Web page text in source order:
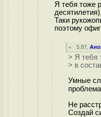
Я тебя тоже
Таки
поэтому
5.87 ,
> Я тебя
> в
Умные
Не
Создай